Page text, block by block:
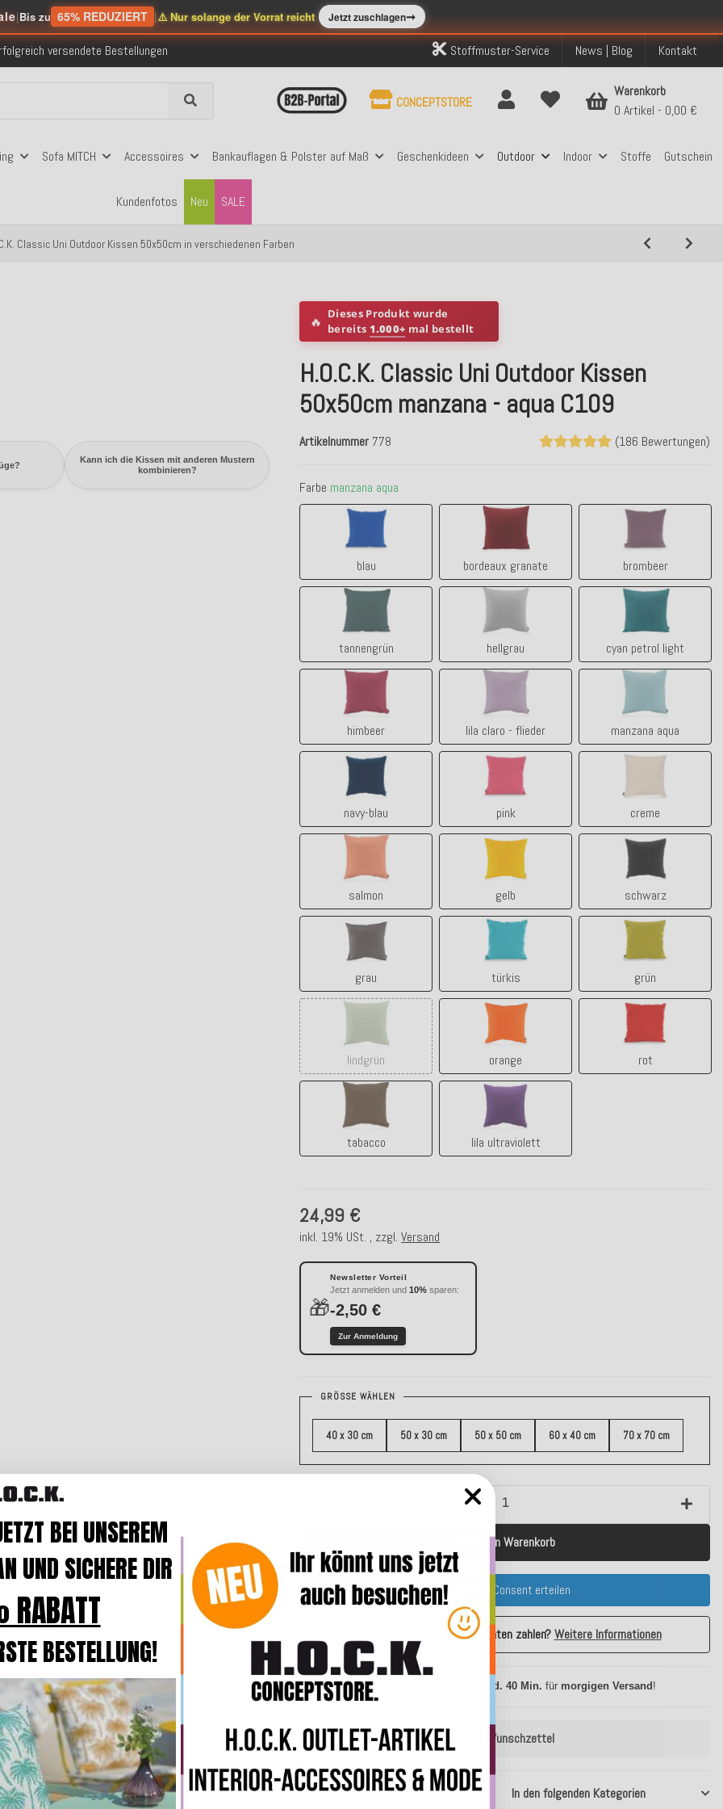
|Bis zu 65% REDUZIERT |⚠️ Nur solange der Vorrat reicht Jetzt zuschlagen➞
Deutschlands ab 99€ Bestellwert
versendete Bestellungen
Klarna, PayPal & Amazon Pay
Deutschlands ab 99€ Bestellwert
Stoffmuster-Service News | Blog Kontakt
Sofa MITCH Accessoires Bankauflagen & Polster auf Maß Geschenkideen Outdoor Indoor Stoffe Gutschein
Kundenfotos SALE
Neu
CONCEPTSTORE
Warenkorb
0 Artikel
0,00 €
Classic Uni Outdoor Kissen 50x50cm in verschiedenen Farben
Kann ich die Kissen mit anderen Mustern
kombinieren?
🔥 Dieses Produkt wurde
bereits 1.000+ mal bestellt
H.O.C.K. Classic Uni Outdoor Kissen
50x50cm manzana - aqua C109
(186 Bewertungen)
Artikelnummer 778
GTIN 4001537007780 In den folgenden Kategorien
Farbe manzana aqua
blau
blau
bordeaux granate
bordeaux granate
brombeer
brombeer
tannengrün
tannengrün
hellgrau
hellgrau
cyan petrol light
cyan petrol light
himbeer
himbeer
lila claro - flieder
lila claro - flieder
manzana aqua
manzana aqua
navy-blau
navy-blau
pink
pink
creme
creme
salmon
salmon
gelb
gelb
schwarz
schwarz
grau
grau
türkis
türkis
grün
grün
lindgrün
lindgrün
orange
orange
rot
rot
tabacco
tabacco
lila ultraviolett
lila ultraviolett
24,99 €
inkl. 19% USt. , zzgl.Versand
🎁
Newsletter Vorteil
Jetzt anmelden und10% sparen:
-2,50 €
Zur Anmeldung
Auf Wunschzettel
GRÖSSE WÄHLEN
40 x 30 cm 50 x 30 cm 50 x 50 cm 60 x 40 cm 70 x 70 cm
In den Warenkorb
Consent erteilen
Sie möchten in monatlichen Raten zahlen?Weitere Informationen
🚚 Bestelle innerhalb von 5 Std. 40 Min. für morgigen Versand !
BEI UNSEREM
UND SICHERE DIR
BESTELLUNG!